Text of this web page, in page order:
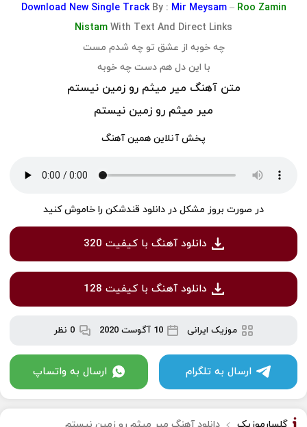
Download New Single Track By : Mir Meysam – Roo Zamin
Nistam With Text And Direct Links
چه خوبه از عشق تو چه شدم مست
با این دل هم دست چه خوبه
متن آهنگ میر میثم رو زمین نیستم
میر میثم رو زمین نیستم
پخش آنلاین همین آهنگ
در صورت بروز مشکل در دانلود قندشکن را خاموش کنید
دانلود آهنگ با کیفیت 320
دانلود آهنگ با کیفیت 128
موزیک ایرانی 10 آگوست 2020 0 نظر
ارسال به تلگرام ارسال به واتساپ
گلسارموزیک دانلود آهنگ میر میثم رو زمین نیستم